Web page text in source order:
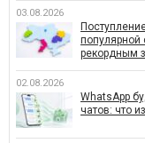
03.08.2026
популярной
рекордным
02.08.2026
WhatsApp
чатов: что